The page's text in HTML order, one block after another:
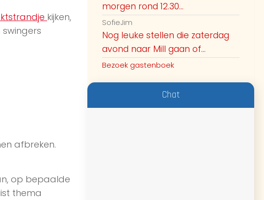
kijken,
afbreken.
op bepaalde
thema
morgen rond 12.30...
SofieJim
Nog leuke stellen die zaterdag
avond naar Mill gaan of...
Bezoek gastenboek
Chat